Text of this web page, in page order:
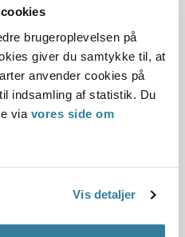
brugeroplevelsen på
giver du samtykke til, at
anvender cookies på
indsamling af statistik. Du
via vores side om
Vis detaljer